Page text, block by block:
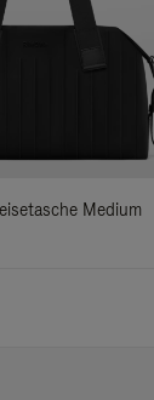
Medium